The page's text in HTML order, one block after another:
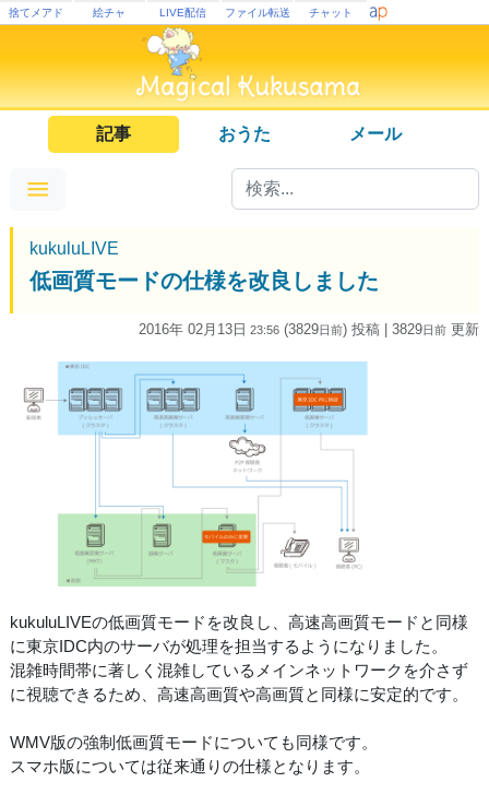
捨てメアド 絵チャ LIVE配信 ファイル転送 チャット
記事 おうた メール
kukuluLIVE
低画質モードの仕様を改良しました
2016年 02月13日 23:56 (3829日前) 投稿 | 3829日前 更新
kukuluLIVEの低画質モードを改良し、高速高画質モードと同様
に東京IDC内のサーバが処理を担当するようになりました。
混雑時間帯に著しく混雑しているメインネットワークを介さず
に視聴できるため、高速高画質や高画質と同様に安定的です。
WMV版の強制低画質モードについても同様です。
スマホ版については従来通りの仕様となります。